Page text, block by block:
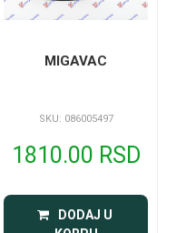
MIGAVAC
SKU: 086005497
1810.00 RSD
DODAJ U